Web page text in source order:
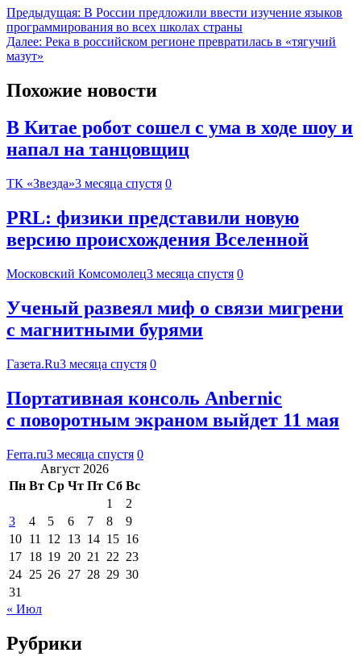
Предыдущая: В России предложили ввести изучение языков
программирования во всех школах страны
Далее: Река в российском регионе превратилась в «тягучий
мазут»
Похожие новости
В Китае робот сошел с ума в ходе шоу и
напал на танцовщиц
ТК «Звезда»3 месяца спустя 0
PRL: физики представили новую
версию происхождения Вселенной
Московский Комсомолец3 месяца спустя 0
Ученый развеял миф о связи мигрени
с магнитными бурями
Газета.Ru3 месяца спустя 0
Портативная консоль Anbernic
с поворотным экраном выйдет 11 мая
Ferra.ru3 месяца спустя 0
Август 2026
Пн Вт Ср Чт Пт Сб Вс
1
2
3
4 5 6 7 8
9
10 11 12 13 14 15 16
17 18 19 20 21 22 23
24 25 26 27 28 29 30
31
« Июл
Рубрики